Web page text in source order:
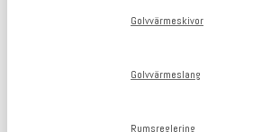
Golvvärmeskivor
Golvvärmeslang
Rumsreglering